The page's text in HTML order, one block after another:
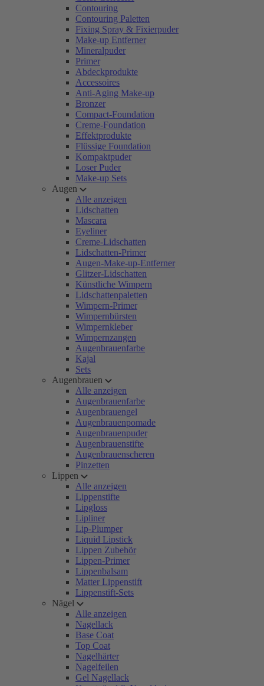
Contouring
Contouring Paletten
Fixing Spray & Fixierpuder
Make-up Entferner
Mineralpuder
Primer
Abdeckprodukte
Accessoires
Anti-Aging Make-up
Bronzer
Compact-Foundation
Creme-Foundation
Effektprodukte
Flüssige Foundation
Kompaktpuder
Loser Puder
Make-up Sets
Augen
Alle anzeigen
Lidschatten
Mascara
Eyeliner
Creme-Lidschatten
Lidschatten-Primer
Augen-Make-up-Entferner
Glitzer-Lidschatten
Künstliche Wimpern
Lidschattenpaletten
Wimpern-Primer
Wimpernbürsten
Wimpernkleber
Wimpernzangen
Augenbrauenfarbe
Kajal
Sets
Augenbrauen
Alle anzeigen
Augenbrauenfarbe
Augenbrauengel
Augenbrauenpomade
Augenbrauenpuder
Augenbrauenstifte
Augenbrauenscheren
Pinzetten
Lippen
Alle anzeigen
Lippenstifte
Lipgloss
Lipliner
Lip-Plumper
Liquid Lipstick
Lippen Zubehör
Lippen-Primer
Lippenbalsam
Matter Lippenstift
Lippenstift-Sets
Nägel
Alle anzeigen
Nagellack
Base Coat
Top Coat
Nagelhärter
Nagelfeilen
Gel Nagellack